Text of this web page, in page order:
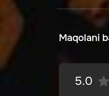
Maqolani
5.0